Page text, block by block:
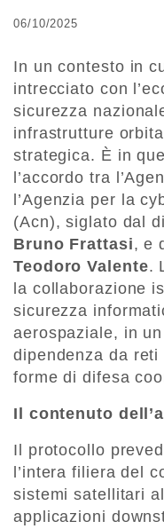
06/10/2025
In un contesto in
intrecciato con
sicurezza
infrastrutture
strategica. È in
l’accordo tra
l’Agenzia per la
(Acn), siglato dal
Bruno Frattasi, e
Teodoro Valente.
la collaborazione
sicurezza
aerospaziale, in
dipendenza da
forme di difesa
Il contenuto
Il protocollo
l’intera filiera del
sistemi satellitari
applicazioni